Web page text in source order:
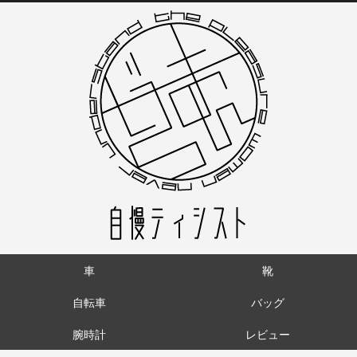
車
靴
自転車
バッグ
腕時計
レビュー